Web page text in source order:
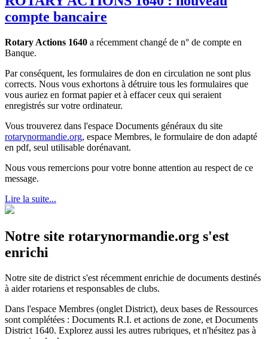
compte bancaire
Rotary Actions 1640 a récemment changé de n° de compte en
Banque.
Par conséquent, les formulaires de don en circulation ne sont plus
corrects. Nous vous exhortons à détruire tous les formulaires que
vous auriez en format papier et à effacer ceux qui seraient
enregistrés sur votre ordinateur.
Vous trouverez dans l'espace Documents généraux du site
rotarynormandie.org, espace Membres, le formulaire de don adapté
en pdf, seul utilisable dorénavant.
Nous vous remercions pour votre bonne attention au respect de ce
message.
Lire la suite...
Notre site rotarynormandie.org s'est
enrichi
Notre site de district s'est récemment enrichie de documents destinés
à aider rotariens et responsables de clubs.
Dans l'espace Membres (onglet District), deux bases de Ressources
sont complétées : Documents R.I. et actions de zone, et Documents
District 1640. Explorez aussi les autres rubriques, et n'hésitez pas à